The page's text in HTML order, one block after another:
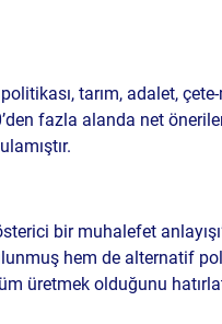
tarım, adalet,
fazla alanda net
bir muhalefet
hem de alternatif
üretmek olduğunu